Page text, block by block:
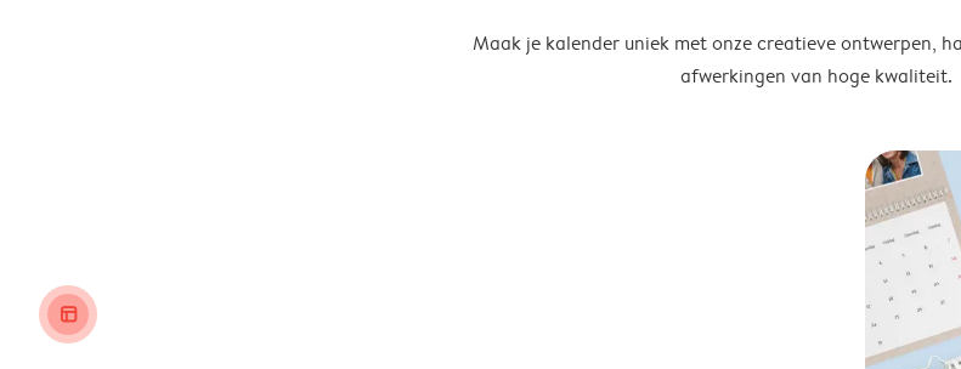
Maak je kalender uniek met onze creatieve ontwerpen,
afwerkingen van hoge kwaliteit.
layout_alt